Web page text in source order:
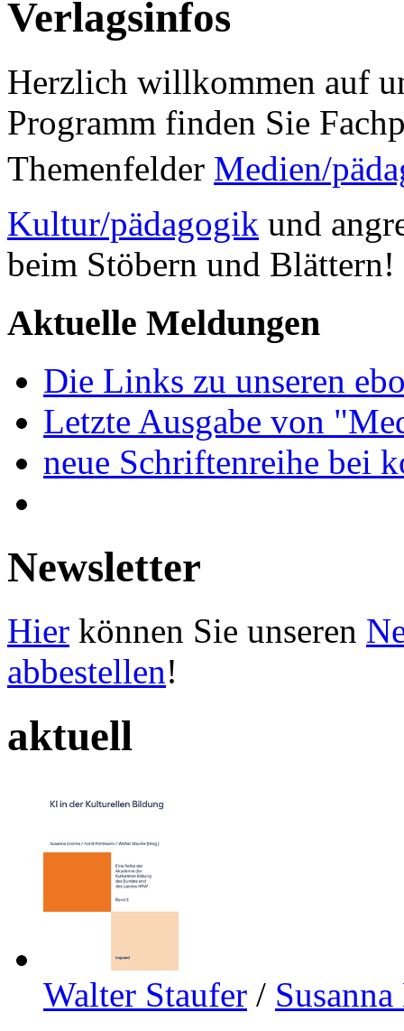
Verlagsinfos
Herzlich willkommen auf
Programm finden Sie
Themenfelder Medien/
Kultur/pädagogik und
beim Stöbern und Blättern!
Aktuelle Meldungen
Die Links zu unseren
Letzte Ausgabe von
neue Schriftenreihe bei
Newsletter
Hier können Sie unseren
abbestellen!
aktuell
Walter Staufer /